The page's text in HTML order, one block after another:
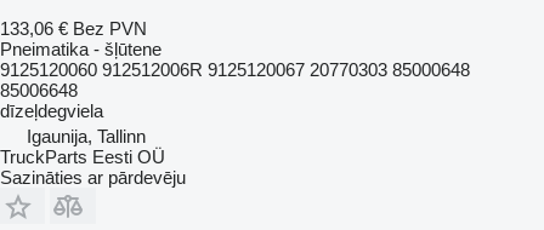
133,06 € Bez PVN
Pneimatika - šļūtene
9125120060 912512006R 9125120067 20770303 85000648
85006648
dīzeļdegviela
Igaunija, Tallinn
TruckParts Eesti OÜ
Sazināties ar pārdevēju